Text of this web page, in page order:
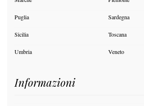
Puglia Sardegna
Sicilia Toscana
Umbria Veneto
Informazioni